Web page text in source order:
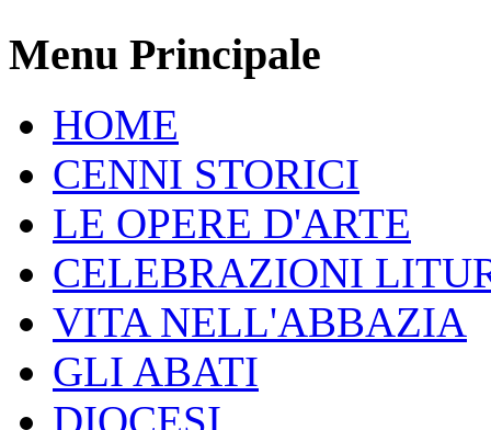
Menu Principale
HOME
CENNI STORICI
LE OPERE D'ARTE
CELEBRAZIONI
VITA NELL'ABBAZIA
GLI ABATI